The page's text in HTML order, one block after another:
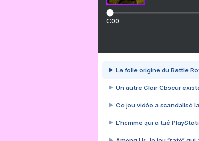
0:00
La folle origine du Battle
Un autre Clair Obscur
Ce jeu vidéo a scandalisé
L’homme qui a tué